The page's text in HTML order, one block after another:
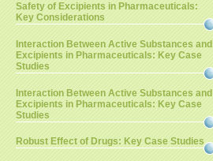
Safety of Excipients in Pharmaceuticals:
Key Considerations
Interaction Between Active Substances and
Excipients in Pharmaceuticals: Key Case
Studies
Interaction Between Active Substances and
Excipients in Pharmaceuticals: Key Case
Studies
Robust Effect of Drugs: Key Case Studies